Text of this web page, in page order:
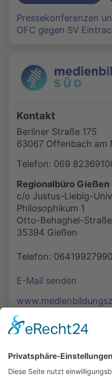
Pressekonferenzen
OFC gegen SV
Kontakt
Berliner Straße 175
63067 Offenbach am
Telefon: 069
Regionalbüro Gießen
c/o Justus-Liebig-
Philosophikum 1
Otto-Behaghel-
35394 Gießen
Telefon: 06419927990
E-Mail senden